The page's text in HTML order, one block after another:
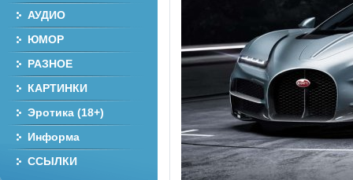
АУДИО
ЮМОР
РАЗНОЕ
КАРТИНКИ
Эротика (18+)
Информа
ССЫЛКИ